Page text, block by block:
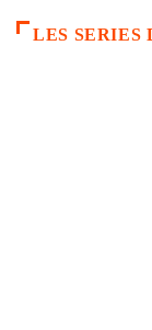
LES SERIES